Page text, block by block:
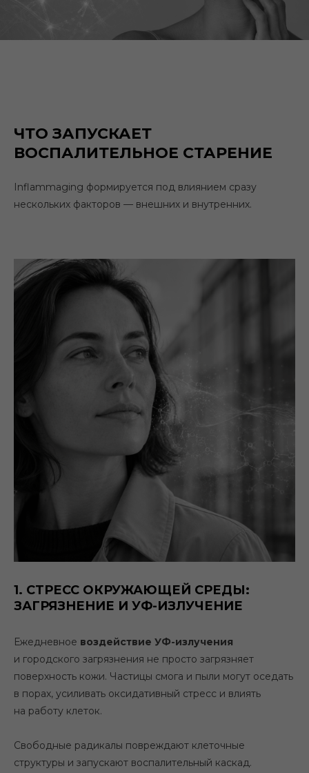
ЧТО ЗАПУСКАЕТ
ВОСПАЛИТЕЛЬНОЕ СТАРЕНИЕ
Inflammaging формируется под влиянием сразу
нескольких факторов — внешних и внутренних.
1. СТРЕСС ОКРУЖАЮЩЕЙ СРЕДЫ:
ЗАГРЯЗНЕНИЕ И УФ-ИЗЛУЧЕНИЕ
Ежедневное воздействие УФ-излучения
и городского загрязнения не просто загрязняет
поверхность кожи. Частицы смога и пыли могут оседать
в порах, усиливать оксидативный стресс и влиять
на работу клеток.
Свободные радикалы повреждают клеточные
структуры и запускают воспалительный каскад.